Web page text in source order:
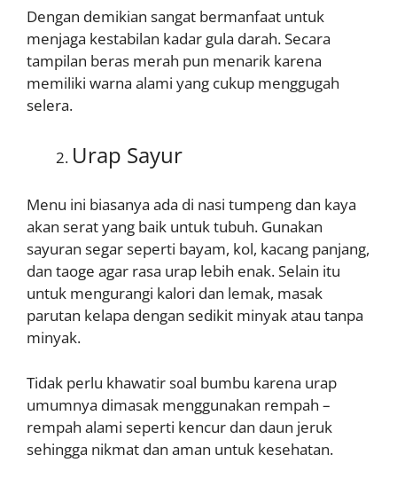
Dengan demikian sangat bermanfaat untuk
menjaga kestabilan kadar gula darah. Secara
tampilan beras merah pun menarik karena
memiliki warna alami yang cukup menggugah
selera.
Urap Sayur
Menu ini biasanya ada di nasi tumpeng dan kaya
akan serat yang baik untuk tubuh. Gunakan
sayuran segar seperti bayam, kol, kacang panjang,
dan taoge agar rasa urap lebih enak. Selain itu
untuk mengurangi kalori dan lemak, masak
parutan kelapa dengan sedikit minyak atau tanpa
minyak.
Tidak perlu khawatir soal bumbu karena urap
umumnya dimasak menggunakan rempah –
rempah alami seperti kencur dan daun jeruk
sehingga nikmat dan aman untuk kesehatan.